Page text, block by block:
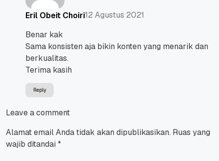
Eril Obeit Choiri12 Agustus 2021
Benar kak
Sama konsisten aja bikin konten yang menarik dan
berkualitas.
Terima kasih
Reply
Leave a comment
Alamat email Anda tidak akan dipublikasikan. Ruas yang
wajib ditandai *